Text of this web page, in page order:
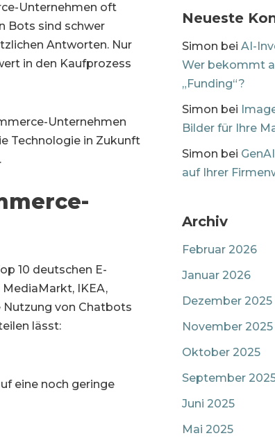
Unternehmen oft
Bots sind schwer
Antworten. Nur
in den Kaufprozess
Unternehmen
Technologie in Zukunft
10 deutschen E-
IKEA,
Nutzung von Chatbots
lässt:
eine noch geringe
Neueste
Simon bei AI-
Wer bekommt
„Funding“?
Simon bei
Bilder für Ihre
Simon bei
auf Ihrer
Archiv
Februar 2026
Januar 2026
Dezember 2025
November 2025
Oktober 2025
September
Juni 2025
Mai 2025